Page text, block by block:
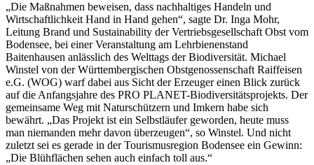
„Die Maßnahmen beweisen, dass nachhaltiges Handeln und
Wirtschaftlichkeit Hand in Hand gehen“, sagte Dr. Inga Mohr,
Leitung Brand und Sustainability der Vertriebsgesellschaft Obst vom
Bodensee, bei einer Veranstaltung am Lehrbienenstand
Baitenhausen anlässlich des Welttags der Biodiversität. Michael
Winstel von der Württembergischen Obstgenossenschaft Raiffeisen
e.G. (WOG) warf dabei aus Sicht der Erzeuger einen Blick zurück
auf die Anfangsjahre des PRO PLANET-Biodiversitätsprojekts. Der
gemeinsame Weg mit Naturschützern und Imkern habe sich
bewährt. „Das Projekt ist ein Selbstläufer geworden, heute muss
man niemanden mehr davon überzeugen“, so Winstel. Und nicht
zuletzt sei es gerade in der Tourismusregion Bodensee ein Gewinn:
„Die Blühflächen sehen auch einfach toll aus.“